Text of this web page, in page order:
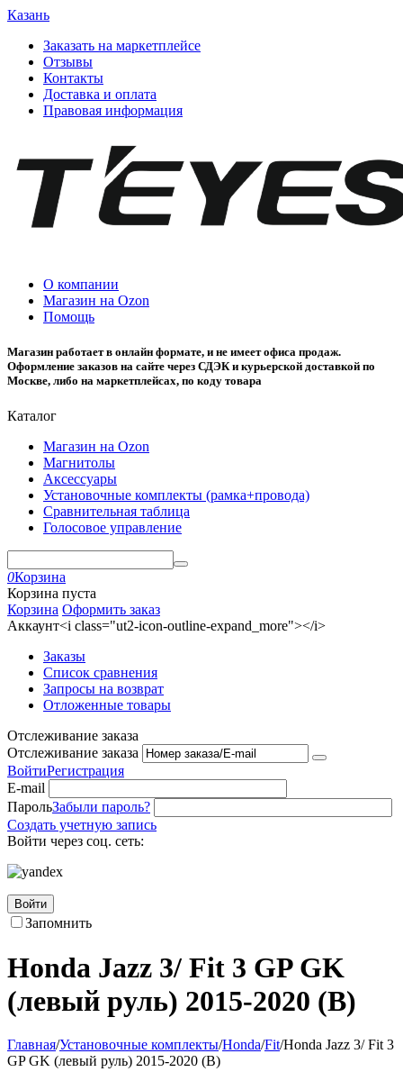
Казань
Заказать на маркетплейсе
Отзывы
Контакты
Доставка и оплата
Правовая информация
О компании
Магазин на Ozon
Помощь
Магазин работает в онлайн формате, и не имеет офиса продаж.
Оформление заказов на сайте через СДЭК и курьерской доставкой по
Москве, либо на маркетплейсах, по коду товара
Каталог
Магазин на Ozon
Магнитолы
Аксессуары
Установочные комплекты (рамка+провода)
Сравнительная таблица
Голосовое управление
0Корзина
Корзина пуста
Корзина Оформить заказ
Аккаунт<i class="ut2-icon-outline-expand_more"></i>
Заказы
Список сравнения
Запросы на возврат
Отложенные товары
Отслеживание заказа
Отслеживание заказа
ВойтиРегистрация
E-mail
ПарольЗабыли пароль?
Создать учетную запись
Войти через соц. сеть:
Войти
Запомнить
Honda Jazz 3/ Fit 3 GP GK
(левый руль) 2015-2020 (B)
Главная/Установочные комплекты/Honda/Fit/Honda Jazz 3/ Fit 3
GP GK (левый руль) 2015-2020 (B)